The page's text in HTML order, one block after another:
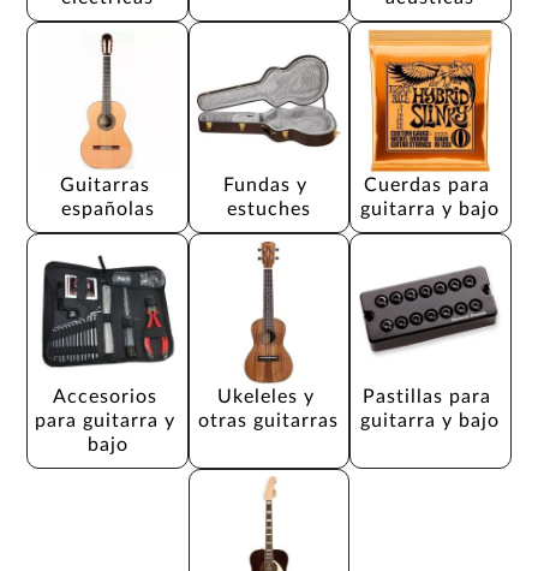
Guitarras
españolas
Fundas y
estuches
Cuerdas para
guitarra y bajo
Accesorios
para guitarra y
bajo
Ukeleles y
otras guitarras
Pastillas para
guitarra y bajo